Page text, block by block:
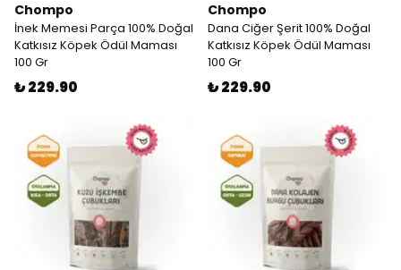
Chompo
İnek Memesi Parça 100% Doğal
Katkısız Köpek Ödül Maması
100 Gr
₺ 229.90
Chompo
Dana Ciğer Şerit 100% Doğal
Katkısız Köpek Ödül Maması
100 Gr
₺ 229.90